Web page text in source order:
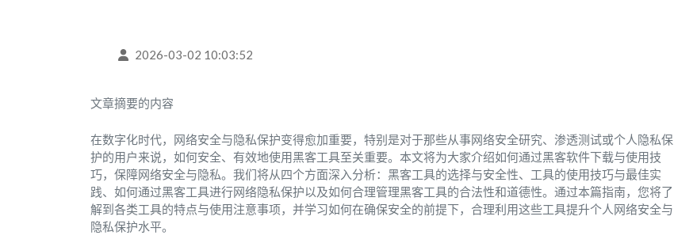
2026-03-02 10:03:52
文章摘要的内容
在数字化时代，网络安全与隐私保护变得愈加重要，特别是对于那些从事网络安全研究、渗透测试或个人隐私保
护的用户来说，如何安全、有效地使用黑客工具至关重要。本文将为大家介绍如何通过黑客软件下载与使用技
巧，保障网络安全与隐私。我们将从四个方面深入分析：黑客工具的选择与安全性、工具的使用技巧与最佳实
践、如何通过黑客工具进行网络隐私保护以及如何合理管理黑客工具的合法性和道德性。通过本篇指南，您将了
解到各类工具的特点与使用注意事项，并学习如何在确保安全的前提下，合理利用这些工具提升个人网络安全与
隐私保护水平。